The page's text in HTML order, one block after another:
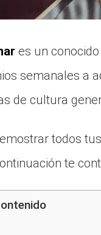
es un
semanales a
de cultura
todos
te